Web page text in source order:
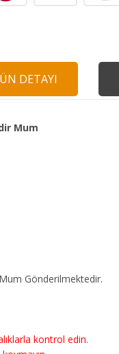
DETAYI
Mum
Gönderilmektedir.
kontrol edin.